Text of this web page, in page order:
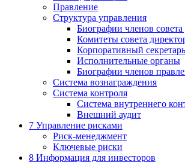
Правление
Структура управления
Биографии членов совета
Комитеты совета
Корпоративный секретарь
Исполнительные органы
Биографии членов
Система вознаграждения
Система контроля
Система внутреннего
Внешний аудит
7 Управление рисками
Риск-менеджмент
Ключевые риски
8 Информация для инвесторов